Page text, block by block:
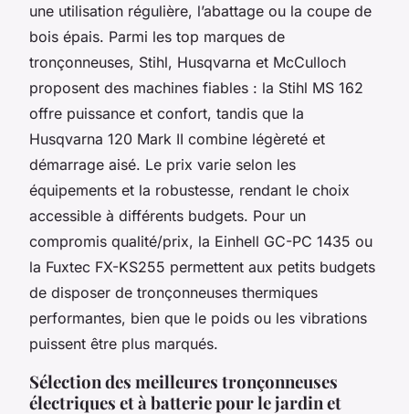
une utilisation régulière, l’abattage ou la coupe de
bois épais. Parmi les top marques de
tronçonneuses, Stihl, Husqvarna et McCulloch
proposent des machines fiables : la Stihl MS 162
offre puissance et confort, tandis que la
Husqvarna 120 Mark II combine légèreté et
démarrage aisé. Le prix varie selon les
équipements et la robustesse, rendant le choix
accessible à différents budgets. Pour un
compromis qualité/prix, la Einhell GC-PC 1435 ou
la Fuxtec FX-KS255 permettent aux petits budgets
de disposer de tronçonneuses thermiques
performantes, bien que le poids ou les vibrations
puissent être plus marqués.
Sélection des meilleures tronçonneuses
électriques et à batterie pour le jardin et